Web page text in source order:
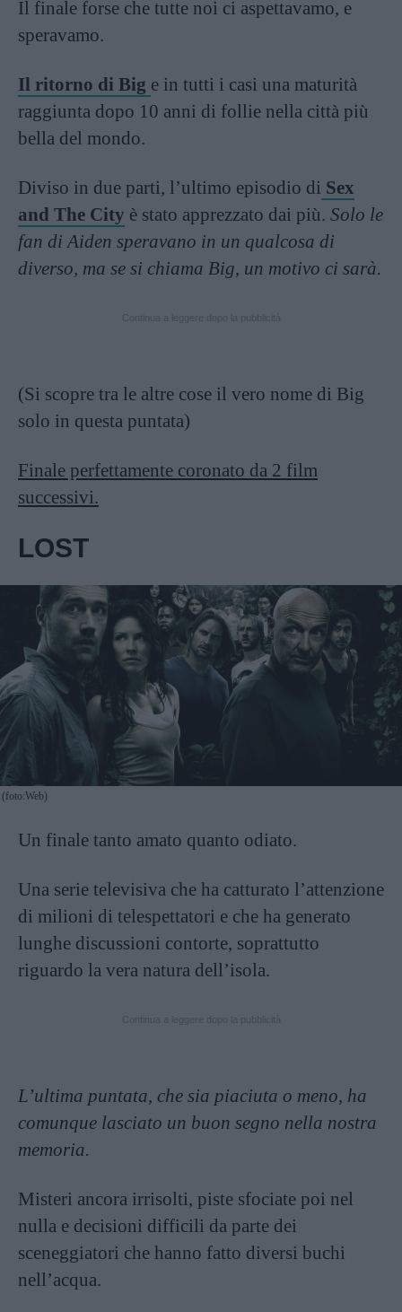
Il finale forse che tutte noi ci aspettavamo, e
speravamo.
Il ritorno di Big e in tutti i casi una maturità
raggiunta dopo 10 anni di follie nella città più
bella del mondo.
Diviso in due parti, l’ultimo episodio di Sex
and The City è stato apprezzato dai più. Solo le
fan di Aiden speravano in un qualcosa di
diverso, ma se si chiama Big, un motivo ci sarà.
(Si scopre tra le altre cose il vero nome di Big
solo in questa puntata)
Finale perfettamente coronato da 2 film
successivi.
LOST
(foto:Web)
Un finale tanto amato quanto odiato.
Una serie televisiva che ha catturato l’attenzione
di milioni di telespettatori e che ha generato
lunghe discussioni contorte, soprattutto
riguardo la vera natura dell’isola.
L’ultima puntata, che sia piaciuta o meno, ha
comunque lasciato un buon segno nella nostra
memoria.
Misteri ancora irrisolti, piste sfociate poi nel
nulla e decisioni difficili da parte dei
sceneggiatori che hanno fatto diversi buchi
nell’acqua.